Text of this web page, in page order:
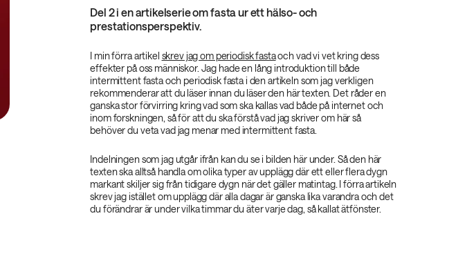
Del 2 i en artikelserie om fasta ur ett hälso- och
prestationsperspektiv.
I min förra artikel skrev jag om periodisk fastaoch vad vi vet kring dess
effekter på oss människor. Jag hade en lång introduktion till både
intermittent fasta och periodisk fasta i den artikeln som jag verkligen
rekommenderar att du läser innan du läser den här texten. Det råder en
ganska stor förvirring kring vad som ska kallas vad både på internet och
inom forskningen, så för att du ska förstå vad jag skriver om här så
behöver du veta vad jag menar med intermittent fasta.
Indelningen som jag utgår ifrån kan du se i bilden här under. Så den här
texten ska alltså handla om olika typer av upplägg där ett eller flera dygn
markant skiljer sig från tidigare dygn när det gäller matintag. I förra artikeln
skrev jag istället om upplägg där alla dagar är ganska lika varandra och det
du förändrar är under vilka timmar du äter varje dag, så kallat ätfönster.